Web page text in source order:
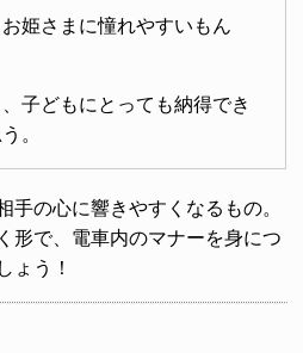
姫さまに憧れやすいもん
子どもにとっても納得でき
。
手の心に響きやすくなるもの。
形で、電車内のマナーを身につ
ょう！